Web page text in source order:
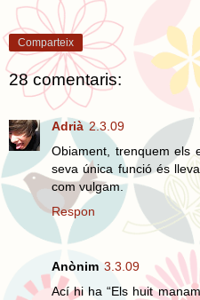
Comparteix
28 comentaris:
Adrià 2.3.09
Obiament, trenquem els
seva única funció és
com vulgam.
Respon
Anònim 3.3.09
Ací hi ha “Els huit